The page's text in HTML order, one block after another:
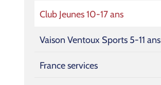
Club Jeunes 10-17 ans
Vaison Ventoux Sports 5-11 ans
France services